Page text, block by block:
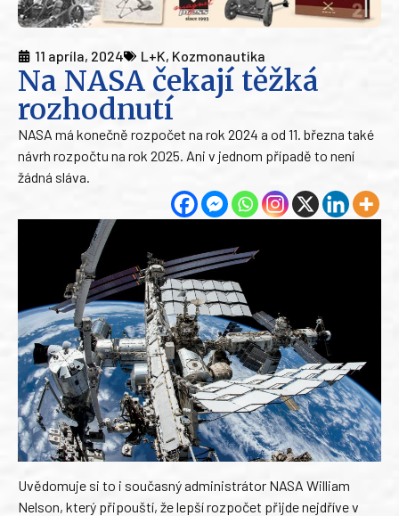
11 apríla, 2024 L+K, Kozmonautika
Na NASA čekají těžká
rozhodnutí
NASA má konečně rozpočet na rok 2024 a od 11. března také
návrh rozpočtu na rok 2025. Ani v jednom případě to není
žádná sláva.
Uvědomuje si to i současný administrátor NASA William
Nelson, který připouští, že lepší rozpočet přijde nejdříve v